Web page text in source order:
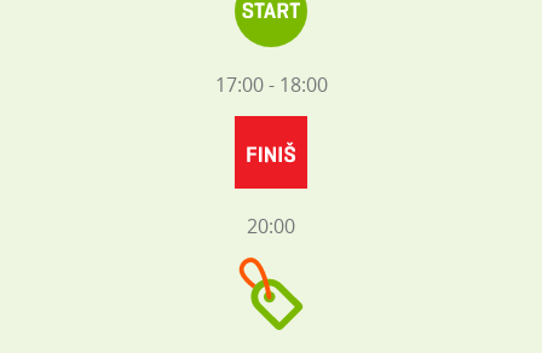
17:00 - 18:00
20:00